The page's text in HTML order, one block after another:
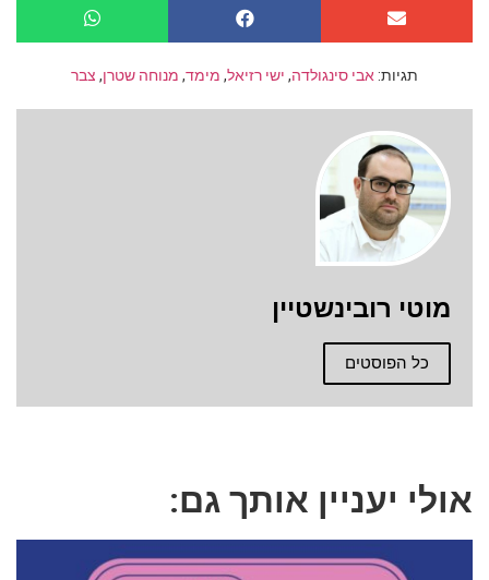
תגיות: אבי סינגולדה, ישי רזיאל, מימד, מנוחה שטרן, צבר
מוטי רובינשטיין
כל הפוסטים
אולי יעניין אותך גם: